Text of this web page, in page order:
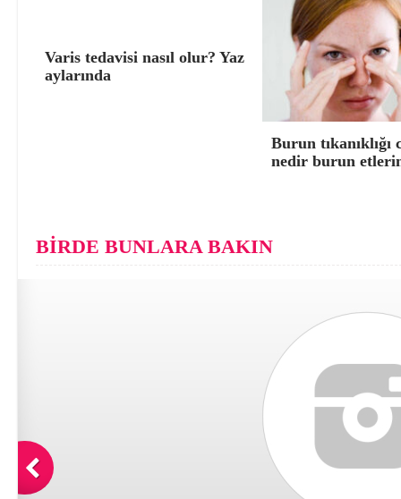
Varis tedavisi nasıl olur? Yaz
aylarında
Burun tıkanıklığı
nedir burun
BİRDE BUNLARA BAKIN